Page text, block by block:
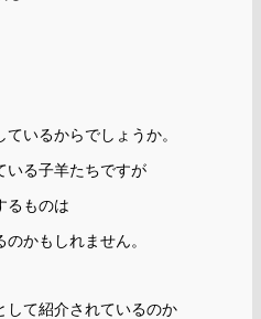
いるからでしょうか。
いる子羊たちですが
るものは
かもしれません。
して紹介されているのか